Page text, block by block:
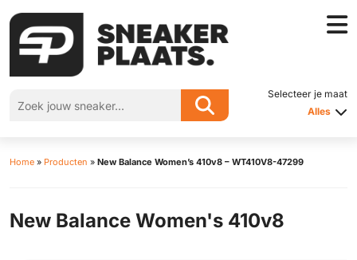
Selecteer je maat
Alles
Home » Producten » New Balance Women’s 410v8 – WT410V8-47299
New Balance Women's 410v8